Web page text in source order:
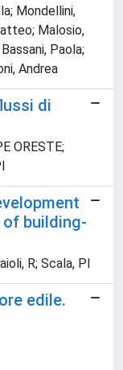
Mondellini,
Malosio,
Paola;
Andrea
di
ORESTE;
building-
R; Scala, Pl
edile.